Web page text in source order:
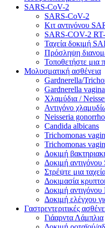
SARS-CoV-2
SARS-CoV-2
Κιτ αντιγόνου
SARS-COV-2
Ταχεία δοκιμή
Πρόσληψη
Τοποθετήστε μια
Μολυσματική ασθένεια
Gardnerella/
Gardnerella
Χλαμύδια /
Αντιγόνο
Neisseria
Candida albicans
Trichomonas
Trichomonas
Δοκιμή
Δοκιμή αντιγόνου
Στρέψτε μια
Δοκιμασία
Δοκιμή
Δοκιμή ελέγχου
Γαστρεντεριτικές
Γιάαρντα Λάμπλια